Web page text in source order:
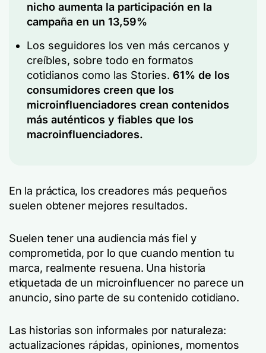
nicho aumenta la participación en la
campaña en un 13,59%
Los seguidores los ven más cercanos y
creíbles, sobre todo en formatos
cotidianos como las Stories. 61% de los
consumidores creen que los
microinfluenciadores crean contenidos
más auténticos y fiables que los
macroinfluenciadores.
En la práctica, los creadores más pequeños
suelen obtener mejores resultados.
Suelen tener una audiencia más fiel y
comprometida, por lo que cuando mention tu
marca, realmente resuena. Una historia
etiquetada de un microinfluencer no parece un
anuncio, sino parte de su contenido cotidiano.
Las historias son informales por naturaleza:
actualizaciones rápidas, opiniones, momentos